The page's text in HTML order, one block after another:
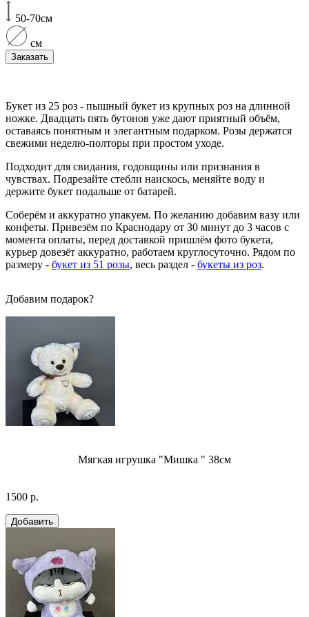
50-70см
см
Заказать
Букет из 25 роз - пышный букет из крупных роз на длинной
ножке. Двадцать пять бутонов уже дают приятный объём,
оставаясь понятным и элегантным подарком. Розы держатся
свежими неделю-полторы при простом уходе.
Подходит для свидания, годовщины или признания в
чувствах. Подрезайте стебли наискось, меняйте воду и
держите букет подальше от батарей.
Соберём и аккуратно упакуем. По желанию добавим вазу или
конфеты. Привезём по Краснодару от 30 минут до 3 часов с
момента оплаты, перед доставкой пришлём фото букета,
курьер довезёт аккуратно, работаем круглосуточно. Рядом по
размеру - букет из 51 розы, весь раздел - букеты из роз.
Добавим подарок?
Мягкая игрушка "Мишка " 38см
1500 р.